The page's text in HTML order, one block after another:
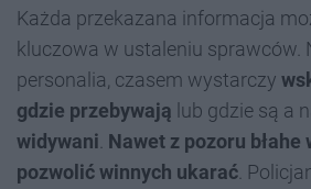
Każda przekazana informacja
kluczowa w ustaleniu sprawców.
personalia, czasem wystarczy
gdzie przebywają lub gdzie są a
widywani Nawet z pozoru
pozwolić winnych ukarać .